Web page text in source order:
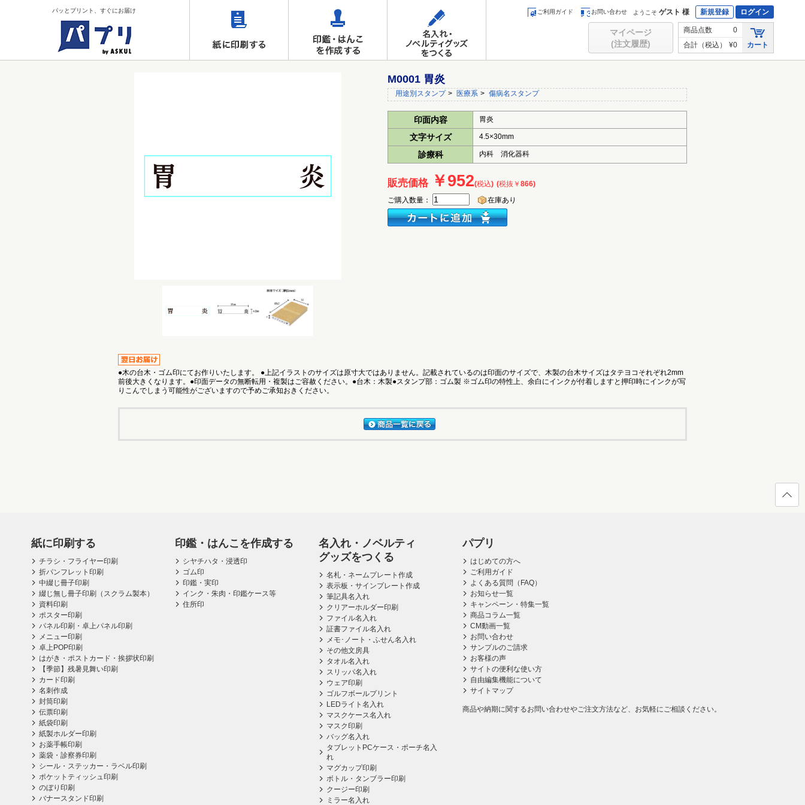
パッとプリント、すぐにお届け ご利用ガイド お問い合わせ ようこそ ゲスト 様 新規登録 ログイン
マイページ
(注文履歴)
商品点数
0
合計（税込）
¥0 カート
M0001 胃炎
用途別スタンプ > 医療系 > 傷病名スタンプ
印面内容 胃炎
文字サイズ 4.5×30mm
診療科 内科 消化器科
販売価格 ￥952(税込) (税抜￥866)
ご購入数量： 在庫あり
●木の台木・ゴム印にてお作りいたします。 ●上記イラストのサイズは原寸大ではありません。記載されているのは印面のサイズで、木製の台木サイズはタテヨコそれぞれ2mm
前後大きくなります。●印面データの無断転用・複製はご容赦ください。●台木：木製●スタンプ部：ゴム製 ※ゴム印の特性上、余白にインクが付着しますと押印時にインクが写
りこんでしまう可能性がございますので予めご承知おきください。
紙に印刷する
チラシ・フライヤー印刷
折パンフレット印刷
中綴じ冊子印刷
綴じ無し冊子印刷（スクラム製本）
資料印刷
ポスター印刷
パネル印刷・卓上パネル印刷
メニュー印刷
卓上POP印刷
はがき・ポストカード・挨拶状印刷
【季節】残暑見舞い印刷
カード印刷
名刺作成
封筒印刷
伝票印刷
紙袋印刷
紙製ホルダー印刷
お薬手帳印刷
薬袋・診察券印刷
シール・ステッカー・ラベル印刷
ポケットティッシュ印刷
のぼり印刷
バナースタンド印刷
印鑑・はんこを作成する
シヤチハタ・浸透印
ゴム印
印鑑・実印
インク・朱肉・印鑑ケース等
住所印
名入れ・ノベルティ
グッズをつくる
名札・ネームプレート作成
表示板・サインプレート作成
筆記具名入れ
クリアーホルダー印刷
ファイル名入れ
証書ファイル名入れ
メモ･ノート・ふせん名入れ
その他文房具
タオル名入れ
スリッパ名入れ
ウェア印刷
ゴルフボールプリント
LEDライト名入れ
マスクケース名入れ
マスク印刷
バッグ名入れ
タブレットPCケース・ポーチ名入
れ
マグカップ印刷
ボトル・タンブラー印刷
クージー印刷
ミラー名入れ
パプリ
はじめての方へ
ご利用ガイド
よくある質問（FAQ）
お知らせ一覧
キャンペーン・特集一覧
商品コラム一覧
CM動画一覧
お問い合わせ
サンプルのご請求
お客様の声
サイトの便利な使い方
自由編集機能について
サイトマップ
商品や納期に関するお問い合わせやご注文方法など、お気軽にご相談ください。